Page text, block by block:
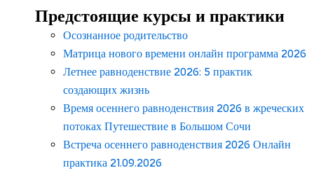
Предстоящие курсы и практики
Осознанное родительство
Матрица нового времени онлайн программа 2026
Летнее равноденствие 2026: 5 практик
создающих жизнь
Время осеннего равноденствия 2026 в жреческих
потоках Путешествие в Большом Сочи
Встреча осеннего равноденствия 2026 Онлайн
практика 21.09.2026